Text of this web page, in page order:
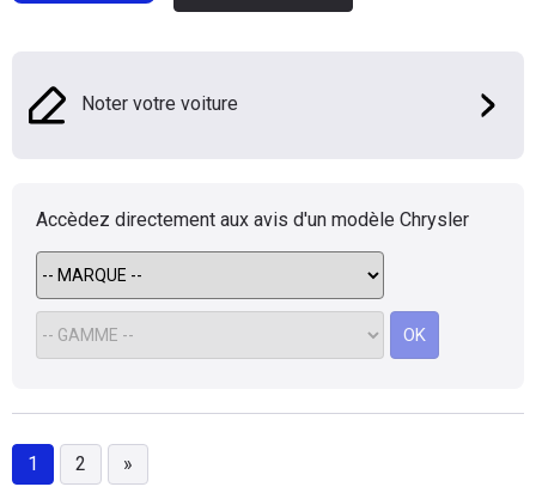
Noter votre voiture
Accèdez directement aux avis d'un modèle Chrysler
OK
1 2 »